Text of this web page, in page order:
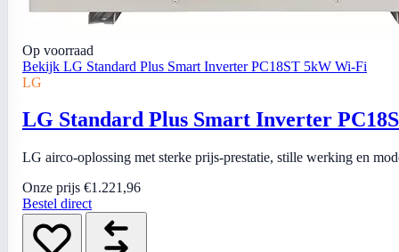
Op voorraad
Bekijk LG Standard Plus Smart Inverter PC18ST 5kW Wi-Fi
LG
LG Standard Plus Smart Inverter
LG airco-oplossing met sterke prijs-prestatie, stille werking en
Onze prijs €1.221,96
Bestel direct